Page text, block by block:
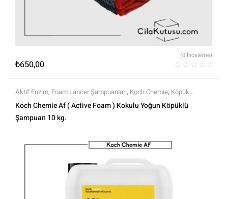
₺650,00
(0 İnceleme)
Aktif Enzim, Foam Lancer Şampuanları, Koch Chemie, Köpük
Örtüleri,Markalar, Şampuanlar,Tüm Ürünler ,Tüm Ürünler,Yıkama
Ürünleri
Koch Chemie Af ( Active Foam ) Kokulu Yoğun Köpüklü
Şampuan 10 kg.